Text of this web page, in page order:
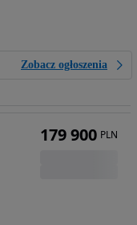
Zobacz ogłoszenia
179 900 PLN